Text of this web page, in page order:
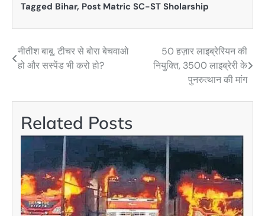
Tagged Bihar, Post Matric SC-ST Sholarship
Post
नीतीश बाबू, टीचर से बोरा बेचवाओ
हो और सस्पेंड भी करो हो?
50 हज़ार लाइब्रेरियन की
नियुक्ति, 3500 लाइब्रेरी के
पुनरुत्थान की मांग
Related Posts